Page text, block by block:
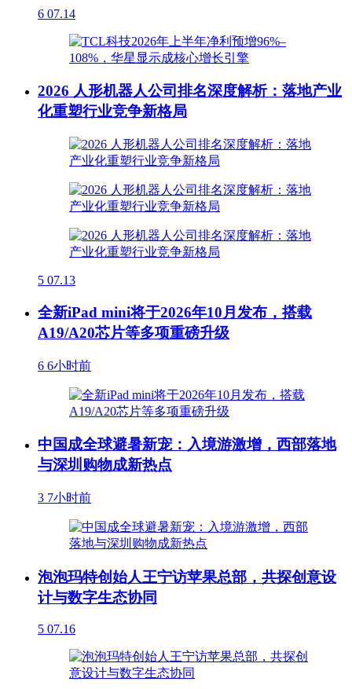
6 07.14
2026 人形机器人公司排名深度解析：落地产业
化重塑行业竞争新格局
5 07.13
全新iPad mini将于2026年10月发布，搭载
A19/A20芯片等多项重磅升级
6 6小时前
中国成全球避暑新宠：入境游激增，西部落地
与深圳购物成新热点
3 7小时前
泡泡玛特创始人王宁访苹果总部，共探创意设
计与数字生态协同
5 07.16